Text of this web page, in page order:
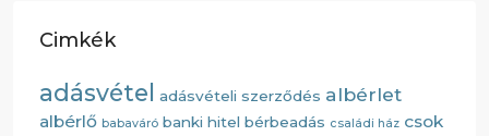
Cimkék
adásvétel adásvételi szerződés albérlet
albérlő babaváró banki hitel bérbeadás családi ház csok